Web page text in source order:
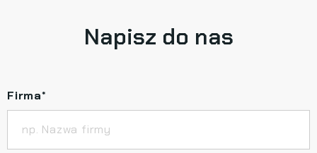
Napisz do nas
Firma*